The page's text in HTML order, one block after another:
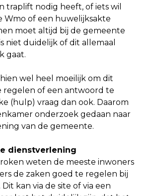
traplift nodig heeft, of iets wil
Wmo of een huwelijksakte
moet altijd bij de gemeente
niet duidelijk of dit allemaal
gaat.
wel heel moeilijk om dit
regelen of een antwoord te
(hulp) vraag dan ook. Daarom
onderzoek gedaan naar
van de gemeente.
dienstverlening
weten de meeste inwoners
de zaken goed te regelen bij
kan via de site of via een